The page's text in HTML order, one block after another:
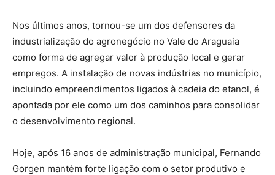
Nos últimos anos, tornou-se um dos defensores da
industrialização do agronegócio no Vale do Araguaia
como forma de agregar valor à produção local e gerar
empregos. A instalação de novas indústrias no município,
incluindo empreendimentos ligados à cadeia do etanol, é
apontada por ele como um dos caminhos para consolidar
o desenvolvimento regional.
Hoje, após 16 anos de administração municipal, Fernando
Gorgen mantém forte ligação com o setor produtivo e